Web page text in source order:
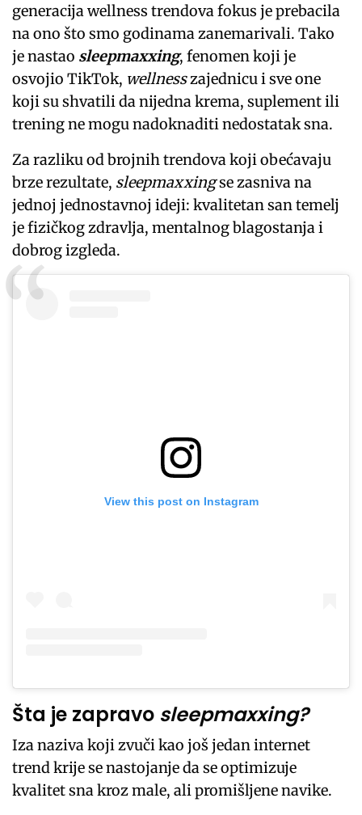
generacija wellness trendova fokus je prebacila
na ono što smo godinama zanemarivali. Tako
je nastao sleepmaxxing, fenomen koji je
osvojio TikTok, wellnesszajednicu i sve one
koji su shvatili da nijedna krema, suplement ili
trening ne mogu nadoknaditi nedostatak sna.
Za razliku od brojnih trendova koji obećavaju
brze rezultate, sleepmaxxingse zasniva na
jednoj jednostavnoj ideji: kvalitetan san temelj
je fizičkog zdravlja, mentalnog blagostanja i
dobrog izgleda.
View this post on Instagram
Šta je zapravo sleepmaxxing?
Iza naziva koji zvuči kao još jedan internet
trend krije se nastojanje da se optimizuje
kvalitet sna kroz male, ali promišljene navike.